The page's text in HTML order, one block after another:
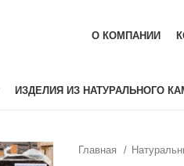
О КОМПАНИИ
ИЗДЕЛИЯ ИЗ НАТУРАЛЬНОГО
Главная